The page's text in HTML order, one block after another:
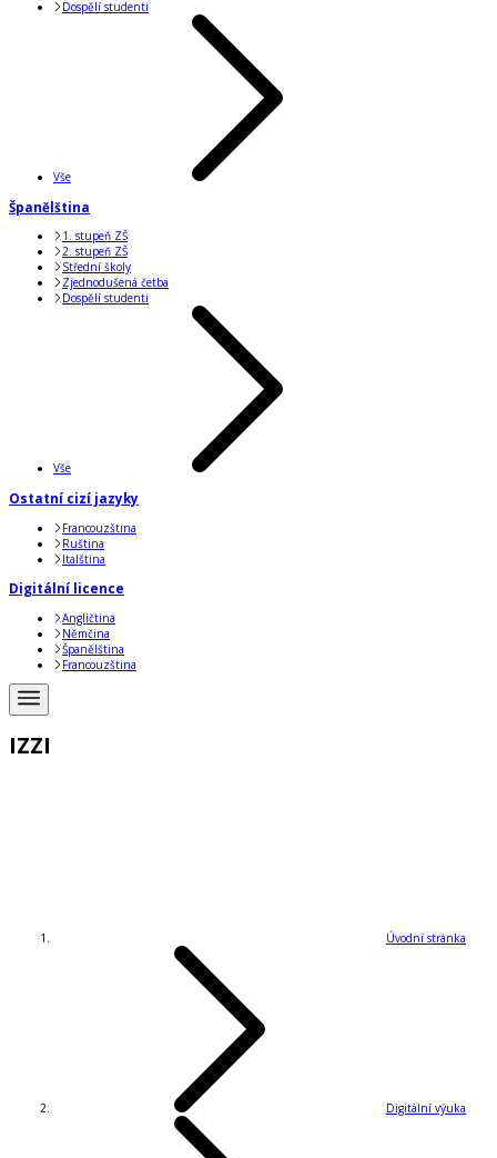
Dospělí studenti
Vše
Španělština
1. stupeň ZŠ
2. stupeň ZŠ
Střední školy
Zjednodušená četba
Dospělí studenti
Vše
Ostatní cizí jazyky
Francouzština
Ruština
Italština
Digitální licence
Angličtina
Němčina
Španělština
Francouzština
IZZI
Úvodní stránka
Digitální výuka